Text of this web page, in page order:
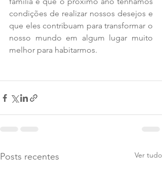
condições de realizar nossos desejos e
que eles contribuam para transformar o
nosso mundo em algum lugar muito
melhor para habitarmos.
Posts recentes Ver tudo